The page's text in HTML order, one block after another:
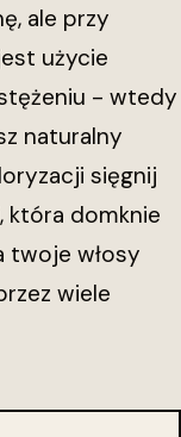
ale przy
użycie
- wtedy
naturalny
sięgnij
która domknie
twoje włosy
wiele